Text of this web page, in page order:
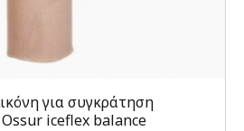
για συγκράτηση
iceflex balance